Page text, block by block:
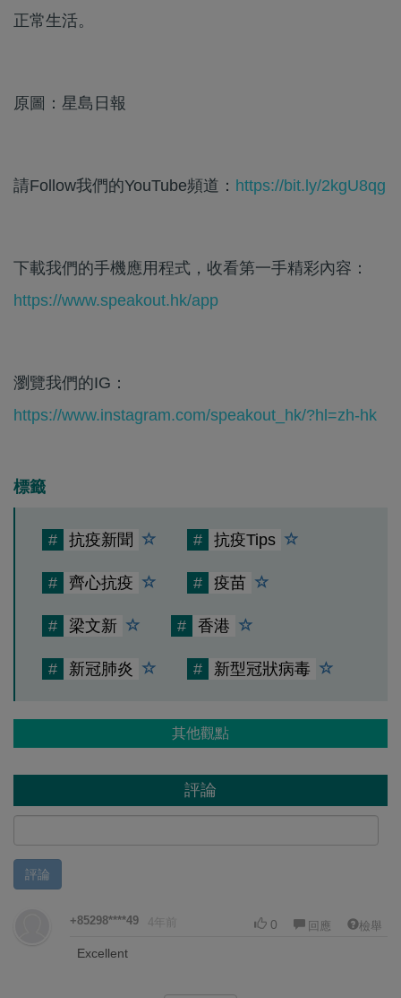
正常生活。
原圖：星島日報
請Follow我們的YouTube頻道： https://bit.ly/2kgU8qg
下載我們的手機應用程式，收看第一手精彩內容：
https://www.speakout.hk/app
瀏覽我們的IG：
https://www.instagram.com/speakout_hk/?hl=zh-hk
標籤
# 抗疫新聞 # 抗疫Tips
# 齊心抗疫 # 疫苗
# 梁文新 # 香港
# 新冠肺炎 # 新型冠狀病毒
其他觀點
評論
評論
+85298****49 4年前 0 回應 檢舉
Excellent